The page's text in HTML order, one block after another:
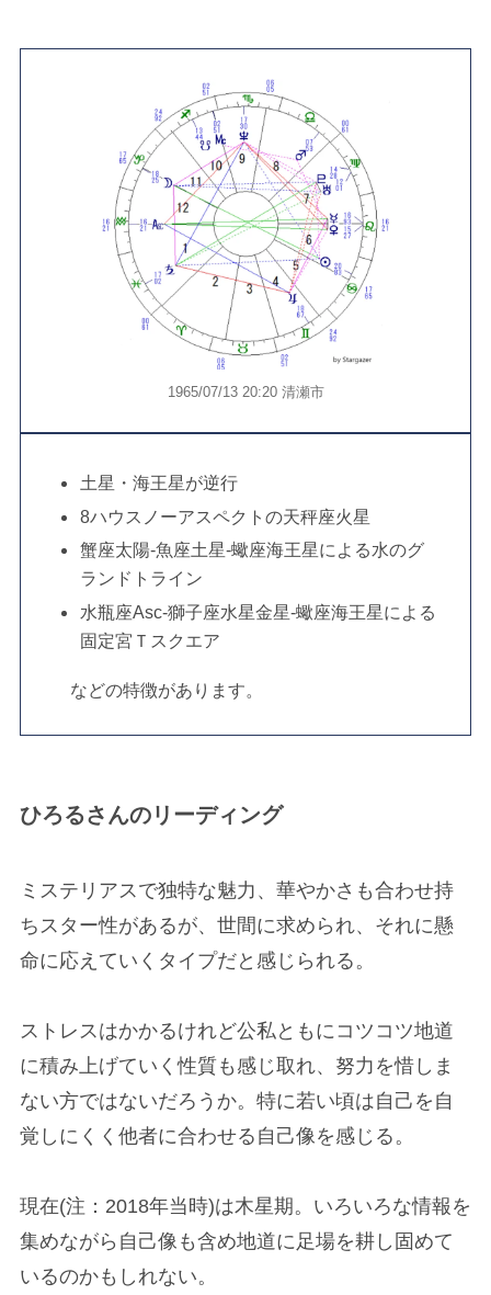
1965/07/13 20:20 清瀬市
土星・海王星が逆行
8ハウスノーアスペクトの天秤座火星
蟹座太陽-魚座土星-蠍座海王星による水のグ
ランドトライン
水瓶座Asc-獅子座水星金星-蠍座海王星による
固定宮Ｔスクエア
などの特徴があります。
ひろるさんのリーディング
ミステリアスで独特な魅力、華やかさも合わせ持
ちスター性があるが、世間に求められ、それに懸
命に応えていくタイプだと感じられる。
ストレスはかかるけれど公私ともにコツコツ地道
に積み上げていく性質も感じ取れ、努力を惜しま
ない方ではないだろうか。特に若い頃は自己を自
覚しにくく他者に合わせる自己像を感じる。
現在(注：2018年当時)は木星期。いろいろな情報を
集めながら自己像も含め地道に足場を耕し固めて
いるのかもしれない。